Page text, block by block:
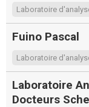
Laboratoire
Fuino Pascal
Laboratoire
Laboratoire
Docteurs